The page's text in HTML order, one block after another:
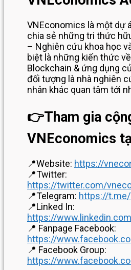
VNEconomics là một dự
chia sẻ những tri thức
– Nghiên cứu khoa học
biệt là những kiến thức
Blockchain & ứng dụng
đối tượng là nhà nghiên
nhân khác quan tâm tới
👉Tham gia
VNEconomics
📍Website: https://
📍Twitter:
https://twitter.com/
📍Telegram: https://
📍Linked In:
https://
📍 Fanpage Facebook:
https://
📍 Facebook Group:
https://